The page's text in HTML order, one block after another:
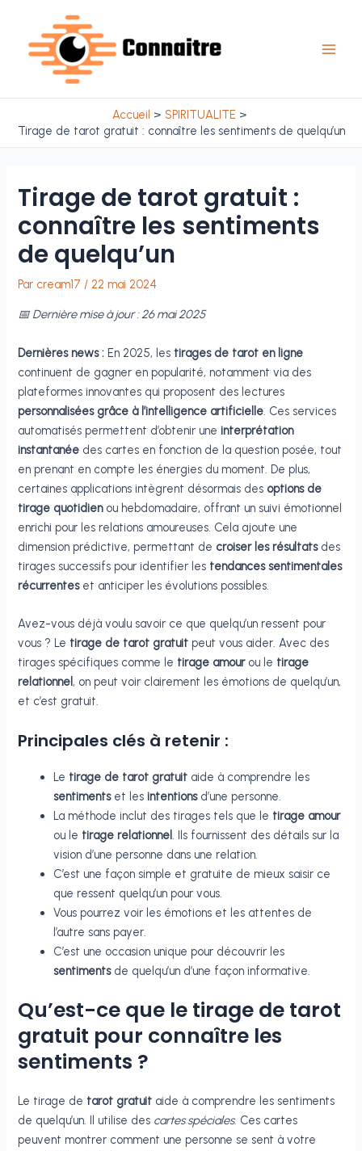
contenu
Accueil
SPIRITUALITE
Tirage de tarot gratuit : connaître les sentiments de quelqu’un
Tirage de tarot gratuit :
connaître les sentiments
de quelqu’un
Par cream17 / 22 mai 2024
📅 Dernière mise à jour : 26 mai 2025
Dernières news : En 2025, les tirages de tarot en ligne
continuent de gagner en popularité, notamment via des
plateformes innovantes qui proposent des lectures
personnalisées grâce à l’intelligence artificielle. Ces services
automatisés permettent d’obtenir uneinterprétation
instantanée des cartes en fonction de la question posée, tout
en prenant en compte les énergies du moment. De plus,
certaines applications intègrent désormais des options de
tirage quotidienou hebdomadaire, offrant un suivi émotionnel
enrichi pour les relations amoureuses. Cela ajoute une
dimension prédictive, permettant de croiser les résultatsdes
tirages successifs pour identifier les tendances sentimentales
récurrenteset anticiper les évolutions possibles.
Avez-vous déjà voulu savoir ce que quelqu’un ressent pour
vous ? Le tirage de tarot gratuit peut vous aider. Avec des
tirages spécifiques comme le tirage amourou le tirage
relationnel, on peut voir clairement les émotions de quelqu’un,
et c’est gratuit.
Principales clés à retenir :
Le tirage de tarot gratuit aide à comprendre les
sentimentset lesintentionsd’une personne.
La méthode inclut des tirages tels que le tirage amour
ou le tirage relationnel
. Ils fournissent des détails sur la
vision d’une personne dans une relation.
C’est une façon simple et gratuite de mieux saisir ce
que ressent quelqu’un pour vous.
Vous pourrez voir les émotions et les attentes de
l’autre sans payer.
C’est une occasion unique pour découvrir les
sentimentsde quelqu’un d’une façon informative.
Qu’est-ce que le tirage de tarot
gratuit pour connaître les
sentiments ?
Le tirage de tarot gratuit aide à comprendre les sentiments
de quelqu’un. Il utilise des cartes spéciales. Ces cartes
peuvent montrer comment une personne se sent à votre